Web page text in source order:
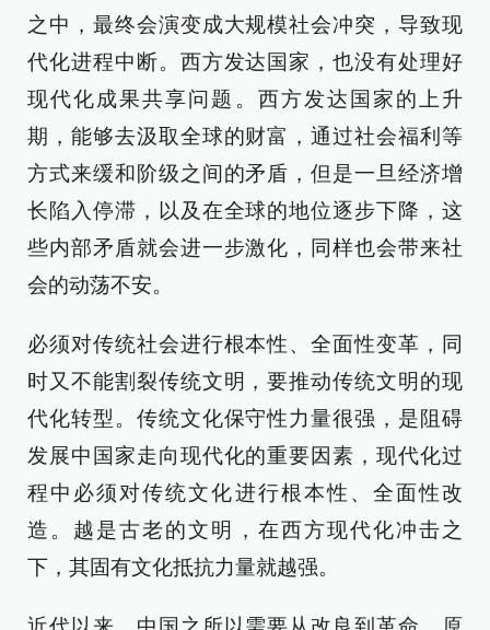
之中，最终会演变成大规模社会冲突，导致现
代化进程中断。西方发达国家，也没有处理好
现代化成果共享问题。西方发达国家的上升
期，能够去汲取全球的财富，通过社会福利等
方式来缓和阶级之间的矛盾，但是一旦经济增
长陷入停滞，以及在全球的地位逐步下降，这
些内部矛盾就会进一步激化，同样也会带来社
会的动荡不安。
必须对传统社会进行根本性、全面性变革，同
时又不能割裂传统文明，要推动传统文明的现
代化转型。传统文化保守性力量很强，是阻碍
发展中国家走向现代化的重要因素，现代化过
程中必须对传统文化进行根本性、全面性改
造。越是古老的文明，在西方现代化冲击之
下，其固有文化抵抗力量就越强。